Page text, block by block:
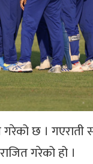
छ । गएराती
गरेको हो ।